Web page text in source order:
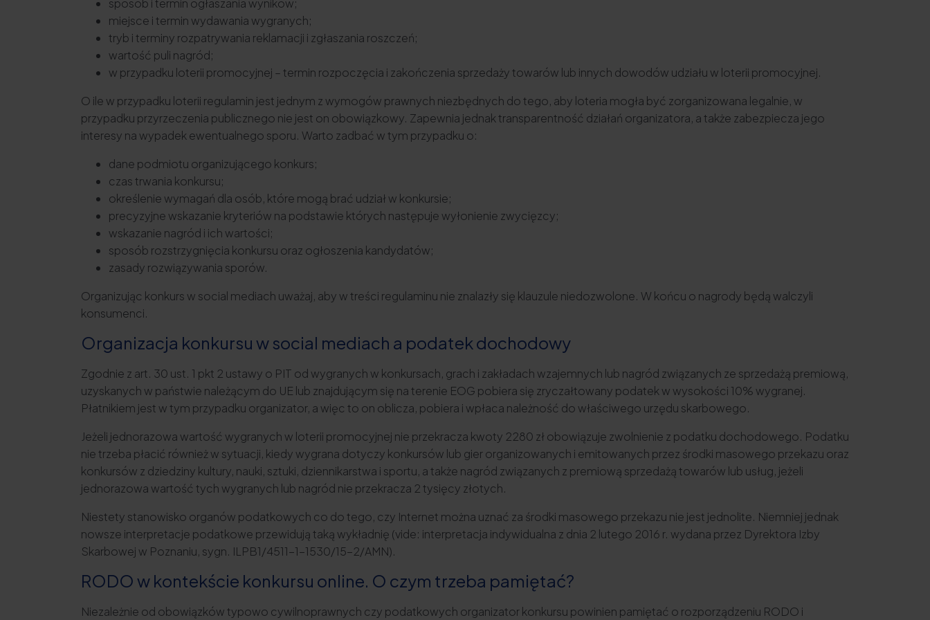
sposób i termin ogłaszania wyników;
miejsce i termin wydawania wygranych;
tryb i terminy rozpatrywania reklamacji i zgłaszania roszczeń;
wartość puli nagród;
w przypadku loterii promocyjnej – termin rozpoczęcia i zakończenia sprzedaży towarów lub innych dowodów udziału w loterii promocyjnej.
O ile w przypadku loterii regulamin jest jednym z wymogów prawnych niezbędnych do tego, aby loteria mogła być zorganizowana legalnie, w
przypadku przyrzeczenia publicznego nie jest on obowiązkowy. Zapewnia jednak transparentność działań organizatora, a także zabezpiecza jego
interesy na wypadek ewentualnego sporu. Warto zadbać w tym przypadku o:
dane podmiotu organizującego konkurs;
czas trwania konkursu;
określenie wymagań dla osób, które mogą brać udział w konkursie;
precyzyjne wskazanie kryteriów na podstawie których następuje wyłonienie zwycięzcy;
wskazanie nagród i ich wartości;
sposób rozstrzygnięcia konkursu oraz ogłoszenia kandydatów;
zasady rozwiązywania sporów.
Organizując konkurs w social mediach uważaj, aby w treści regulaminu nie znalazły się klauzule niedozwolone. W końcu o nagrody będą walczyli
konsumenci.
Organizacja konkursu w social mediach a podatek dochodowy
Zgodnie z art. 30 ust. 1 pkt 2 ustawy o PIT od wygranych w konkursach, grach i zakładach wzajemnych lub nagród związanych ze sprzedażą premiową,
uzyskanych w państwie należącym do UE lub znajdującym się na terenie EOG pobiera się zryczałtowany podatek w wysokości 10% wygranej.
Płatnikiem jest w tym przypadku organizator, a więc to on oblicza, pobiera i wpłaca należność do właściwego urzędu skarbowego.
Jeżeli jednorazowa wartość wygranych w loterii promocyjnej nie przekracza kwoty 2280 zł obowiązuje zwolnienie z podatku dochodowego. Podatku
nie trzeba płacić również w sytuacji, kiedy wygrana dotyczy konkursów lub gier organizowanych i emitowanych przez środki masowego przekazu oraz
konkursów z dziedziny kultury, nauki, sztuki, dziennikarstwa i sportu, a także nagród związanych z premiową sprzedażą towarów lub usług, jeżeli
jednorazowa wartość tych wygranych lub nagród nie przekracza 2 tysięcy złotych.
Niestety stanowisko organów podatkowych co do tego, czy Internet można uznać za środki masowego przekazu nie jest jednolite. Niemniej jednak
nowsze interpretacje podatkowe przewidują taką wykładnię (vide: interpretacja indywidualna z dnia 2 lutego 2016 r. wydana przez Dyrektora Izby
Skarbowej w Poznaniu, sygn. ILPB1/4511-1-1530/15-2/AMN).
RODO w kontekście konkursu online. O czym trzeba pamiętać?
Niezależnie od obowiązków typowo cywilnoprawnych czy podatkowych organizator konkursu powinien pamiętać o rozporządzeniu RODO i